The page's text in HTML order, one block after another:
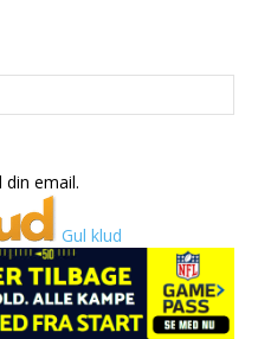
din email.
Gul klud